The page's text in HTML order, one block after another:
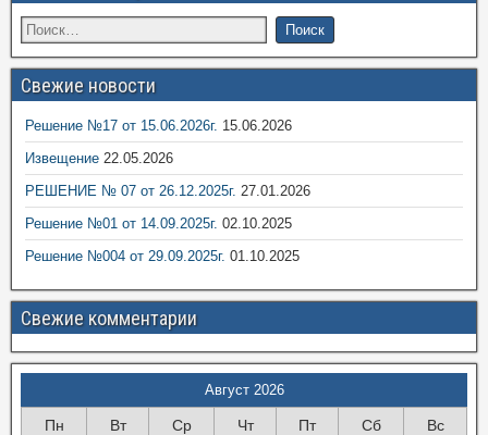
Свежие новости
Решение №17 от 15.06.2026г. 15.06.2026
Извещение 22.05.2026
РЕШЕНИЕ № 07 от 26.12.2025г. 27.01.2026
Решение №01 от 14.09.2025г. 02.10.2025
Решение №004 от 29.09.2025г. 01.10.2025
Свежие комментарии
Август 2026
Пн Вт Ср Чт Пт Сб Вс